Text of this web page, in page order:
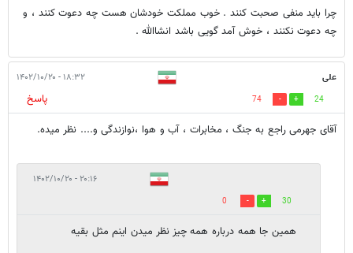
چرا باید منفی صحبت کنند . خوب مملکت خودشان هست چه دعوت کنند ، و
چه دعوت نکنند ، خوش آمد گویی باشد انشاالله .
علی ۱۸:۳۲ - ۱۴۰۲/۱۰/۲۰
24
74
پاسخ
آقای جهرمی راجع به جنگ ، مخابرات ، آب و هوا ،نوازندگی و.... نظر میده.
۲۰:۱۶ - ۱۴۰۲/۱۰/۲۰
30
0
همین جا همه درباره همه چیز نظر میدن اینم مثل بقیه